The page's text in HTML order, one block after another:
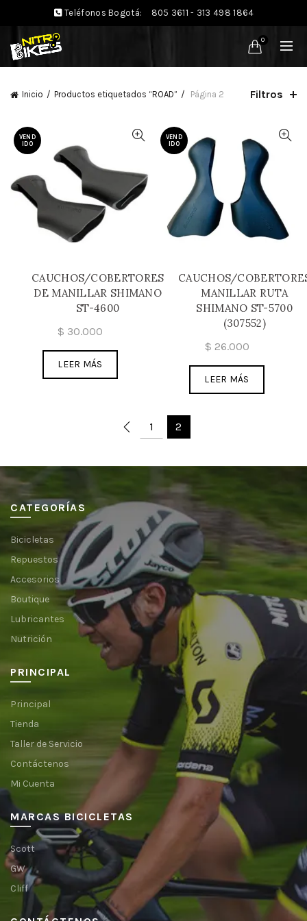
Teléfonos Bogotá: 805 3611 - 313 498 1864
0
Inicio Productos etiquetados “ROAD” Página 2 Filtros
VEND
IDO
CAUCHOS/COBERTORES
DE MANILLAR SHIMANO
ST-4600
$ 30.000
LEER MÁS
VEND
IDO
CAUCHOS/
MANILLAR RUTA
SHIMANO ST-5700
(307552)
$ 26.000
LEER MÁS
1 2
CATEGORÍAS
Bicicletas
Repuestos
Accesorios
Boutique
Lubricantes
Nutrición
PRINCIPAL
Principal
Tienda
Taller de Servicio
Contáctenos
Mi Cuenta
MARCAS BICICLETAS
Scott
GW
Cliff